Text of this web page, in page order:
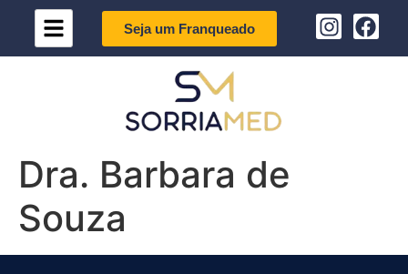
Seja um Franqueado
Dra. Barbara de
Souza